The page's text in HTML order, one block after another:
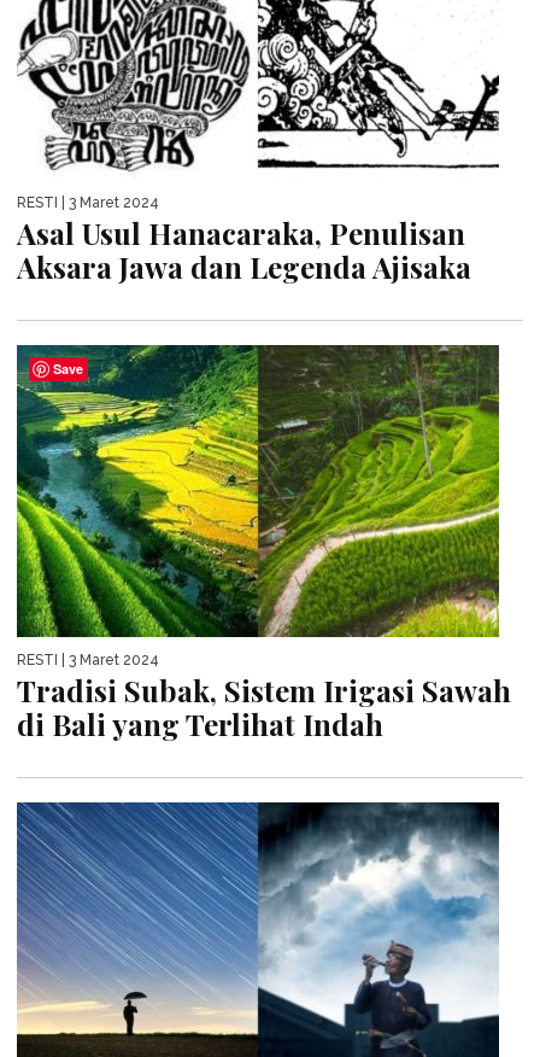
RESTI | 3 Maret 2024
Asal Usul Hanacaraka, Penulisan
Aksara Jawa dan Legenda Ajisaka
RESTI | 3 Maret 2024
Tradisi Subak, Sistem Irigasi Sawah
di Bali yang Terlihat Indah
Save